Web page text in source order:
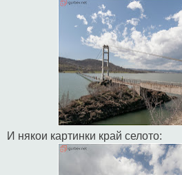
И някои картинки край селото: